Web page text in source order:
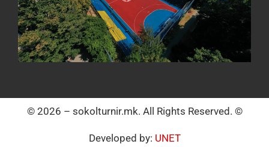
© 2026 – sokolturnir.mk. All Rights Reserved. ©
Developed by: UNET